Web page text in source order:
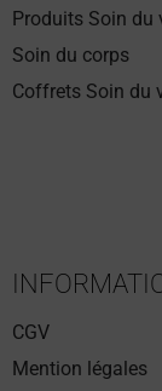
Produits Soin du
Soin du corps
Coffrets Soin du
CGV
Mention légales